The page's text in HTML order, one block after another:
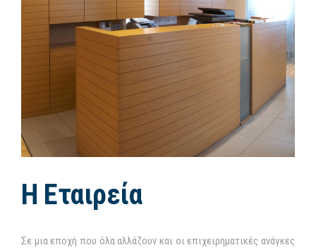
Η Εταιρεία
Σε μια εποχή που όλα αλλάζουν και οι επιχειρηματικές ανάγκες